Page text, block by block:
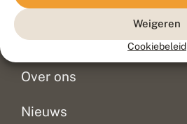
Weigeren
Cookiebeleid
Doneer
Over ons
Nieuws